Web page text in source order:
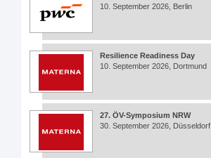
10. September 2026, Berlin
Resilience Readiness Day
10. September 2026, Dortmund
27. ÖV-Symposium NRW
30. September 2026, Düsseldorf